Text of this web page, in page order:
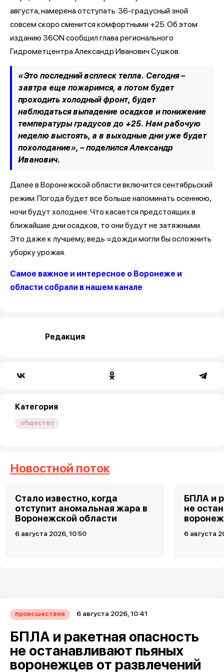
августа, намерена отступать. 36-градусный зной
совсем скоро сменится комфортными +25. Об этом
изданию 36ON сообщил глава регионального
Гидрометцентра Александр Иванович Сушков.
«Это последний всплеск тепла. Сегодня –
завтра еще пожаримся, а потом будет
проходить холодный фронт, будет
наблюдаться выпадение осадков и понижение
температуры градусов до +25. Нам рабочую
неделю выстоять, а в выходные дни уже будет
похолодание», – поделился Александр
Иванович.
Далее в Воронежской области включится сентябрьский
режим. Погода будет все больше напоминать осеннюю,
ночи будут холоднее. Что касается предстоящих в
ближайшие дни осадков, то они будут не затяжными.
Это даже к лучшему, ведь =дожди могли бы осложнить
уборку урожая.
Самое важное и интересное о Воронеже и
области собрали в нашем канале
Редакция
Категория
общество
Новостной поток
Стало известно, когда
отступит аномальная жара в
Воронежской области
6 августа 2026, 10:50
БПЛА и
не
6 августа
происшествия 6 августа 2026, 10:41
БПЛА и ракетная опасность
не останавливают пьяных
воронежцев от развлечений